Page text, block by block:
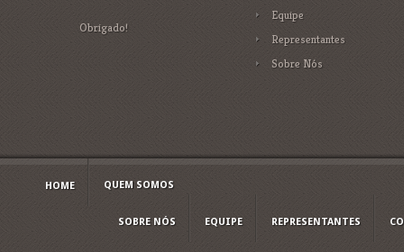
Obrigado!
Equipe
Representantes
Sobre Nós
HOME QUEM SOMOS
SOBRE NÓS EQUIPE REPRESENTANTES